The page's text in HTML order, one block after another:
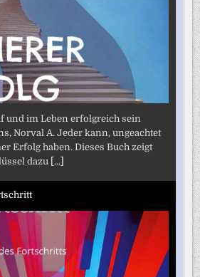
und im Leben erfolgreich sein
Norval A. Jeder kann, ungeachtet
Erfolg haben. Dieses Buch zeigt
dazu [...]